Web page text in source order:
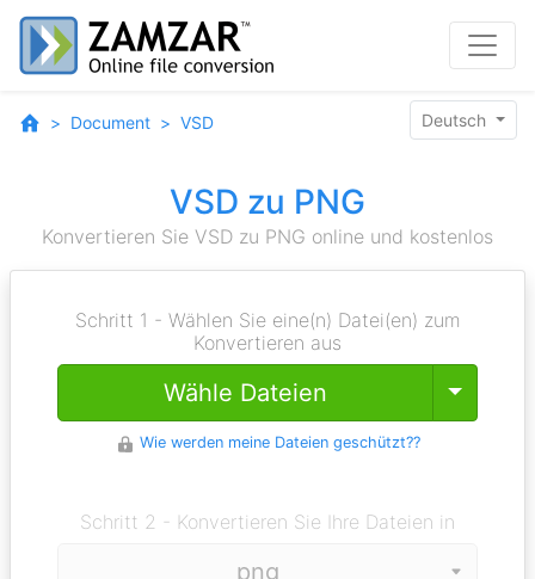
Document VSD Deutsch
VSD zu PNG
Konvertieren Sie VSD zu PNG online und kostenlos
Schritt 1 - Wählen Sie eine(n) Datei(en) zum
Konvertieren aus
Wähle Dateien Toggle
Wie werden meine Dateien geschützt??
Schritt 2 - Konvertieren Sie Ihre Dateien in